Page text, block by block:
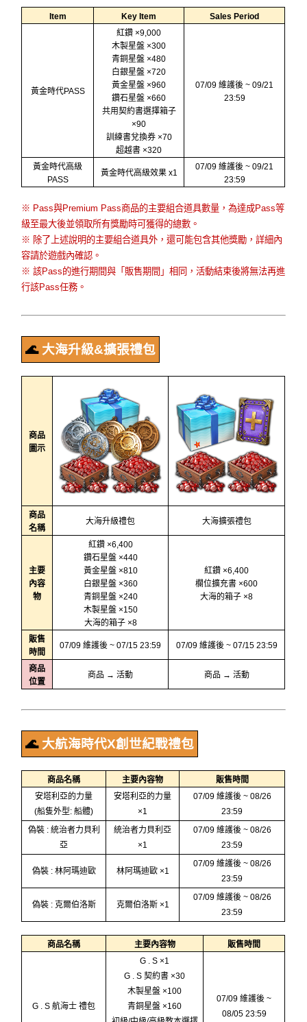
Item Key Item Sales Period
黃金時代PASS
紅鑽 ×9,000
木製星盤 ×300
青銅星盤 ×480
白銀星盤 ×720
黃金星盤 ×960
鑽石星盤 ×660
共用契約書選擇箱子
×90
訓練書兌換券 ×70
超越書 ×320
07/09 維護後 ~ 09/21
23:59
黃金時代高級
PASS
黃金時代高級效果 x1
07/09 維護後 ~ 09/21
23:59
※ Pass與Premium Pass商品的主要組合道具數量，為達成Pass等
級至最大後並領取所有獎勵時可獲得的總數。
※ 除了上述說明的主要組合道具外，還可能包含其他獎勵，詳細內
容請於遊戲內確認。
※ 該Pass的進行期間與「販售期間」相同，活動結束後將無法再進
行該Pass任務。
🌊 大海升級&擴張禮包
商品
圖示
商品
名稱
大海升級禮包 大海擴張禮包
主要
內容
物
紅鑽 ×6,400
鑽石星盤 ×440
黃金星盤 ×810
白銀星盤 ×360
青銅星盤 ×240
木製星盤 ×150
大海的箱子 ×8
紅鑽 ×6,400
欄位擴充書 ×600
大海的箱子 ×8
販售
時間
07/09 維護後 ~ 07/15 23:59 07/09 維護後 ~ 07/15 23:59
商品
位置
商品 → 活動 商品 → 活動
🌊 大航海時代X創世紀戰禮包
商品名稱 主要內容物
販售時間
安塔利亞的力量
(船隻外型: 船體)
安塔利亞的力量
×1
07/09 維護後 ~ 08/26
23:59
偽裝 : 統治者力貝利
亞
統治者力貝利亞
×1
07/09 維護後 ~ 08/26
23:59
偽裝 : 林阿瑪迪歐 林阿瑪迪歐 ×1
07/09 維護後 ~ 08/26
23:59
偽裝 : 克爾伯洛斯 克爾伯洛斯 ×1
07/09 維護後 ~ 08/26
23:59
商品名稱 主要內容物 販售時間
G . S 航海士 禮包
G . S ×1
G . S 契約書 ×30
木製星盤 ×100
青銅星盤 ×160
07/09 維護後 ~
08/05 23:59